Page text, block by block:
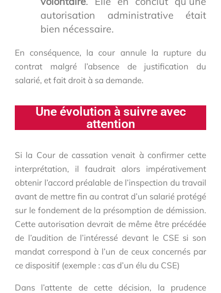
autorisation administrative était
bien nécessaire.
En conséquence, la cour annule la rupture du
contrat malgré l’absence de justification du
salarié, et fait droit à sa demande.
Une évolution à suivre avec
attention
Si la Cour de cassation venait à confirmer cette
interprétation, il faudrait alors impérativement
obtenir l’accord préalable de l’inspection du travail
avant de mettre fin au contrat d’un salarié protégé
sur le fondement de la présomption de démission.
Cette autorisation devrait de même être précédée
de l’audition de l’intéressé devant le CSE si son
mandat correspond à l’un de ceux concernés par
ce dispositif (exemple : cas d’un élu du CSE)
Dans l’attente de cette décision, la prudence